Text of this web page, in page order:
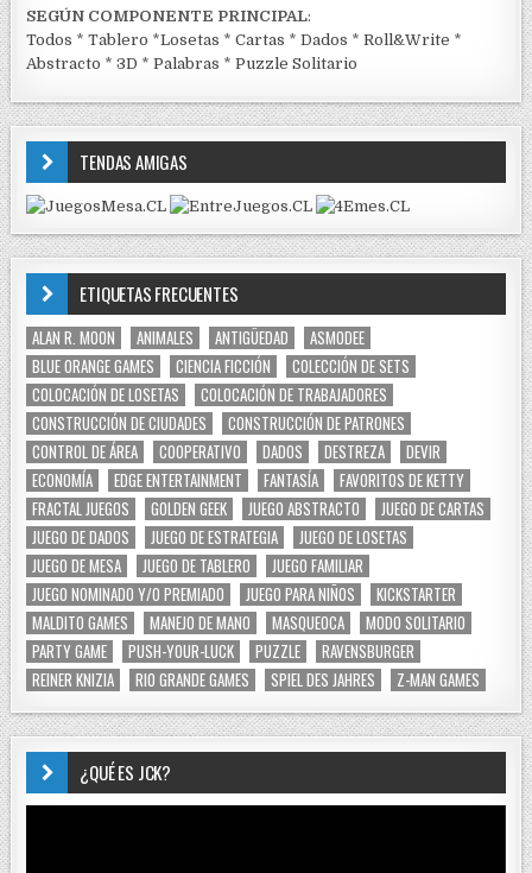
SEGÚN COMPONENTE PRINCIPAL:
Todos *Tablero *Losetas *Cartas *Dados *Roll&Write *
Abstracto *3D *Palabras *Puzzle Solitario
TENDAS AMIGAS
ETIQUETAS FRECUENTES
ALAN R. MOON ANIMALES ANTIGÜEDAD
ASMODEE
BLUE ORANGE GAMES
CIENCIA FICCIÓN
COLECCIÓN DE SETS
COLOCACIÓN DE LOSETAS
COLOCACIÓN DE TRABAJADORES
CONSTRUCCIÓN DE CIUDADES
CONSTRUCCIÓN DE PATRONES
CONTROL DE ÁREA
COOPERATIVO DADOS DESTREZA
DEVIR
ECONOMÍA
EDGE ENTERTAINMENT FANTASÍA
FAVORITOS DE KETTY
FRACTAL JUEGOS
GOLDEN GEEK JUEGO ABSTRACTO
JUEGO DE CARTAS
JUEGO DE DADOS
JUEGO DE ESTRATEGIA
JUEGO DE LOSETAS
JUEGO DE MESA
JUEGO DE TABLERO
JUEGO FAMILIAR
JUEGO NOMINADO Y/O PREMIADO
JUEGO PARA NIÑOS
KICKSTARTER
MALDITO GAMES
MANEJO DE MANO MASQUEOCA
MODO SOLITARIO
PARTY GAME
PUSH-YOUR-LUCK PUZZLE
RAVENSBURGER
REINER KNIZIA
RIO GRANDE GAMES SPIEL DES JAHRES Z-MAN GAMES
¿QUÉ ES JCK?